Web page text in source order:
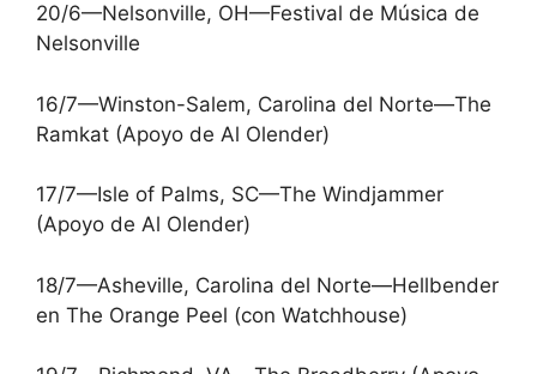
20/6—Nelsonville, OH—Festival de Música de
Nelsonville
16/7—Winston-Salem, Carolina del Norte—The
Ramkat (Apoyo de Al Olender)
17/7—Isle of Palms, SC—The Windjammer
(Apoyo de Al Olender)
18/7—Asheville, Carolina del Norte—Hellbender
en The Orange Peel (con Watchhouse)